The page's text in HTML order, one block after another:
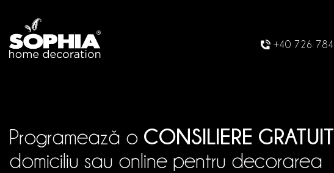
+40 726
Programează o CONSILIERE
domiciliu sau online pentru decorarea